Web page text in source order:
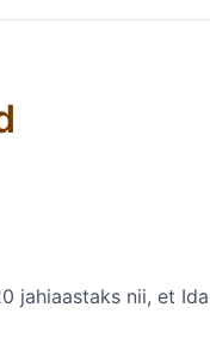
jahiaastaks nii, et